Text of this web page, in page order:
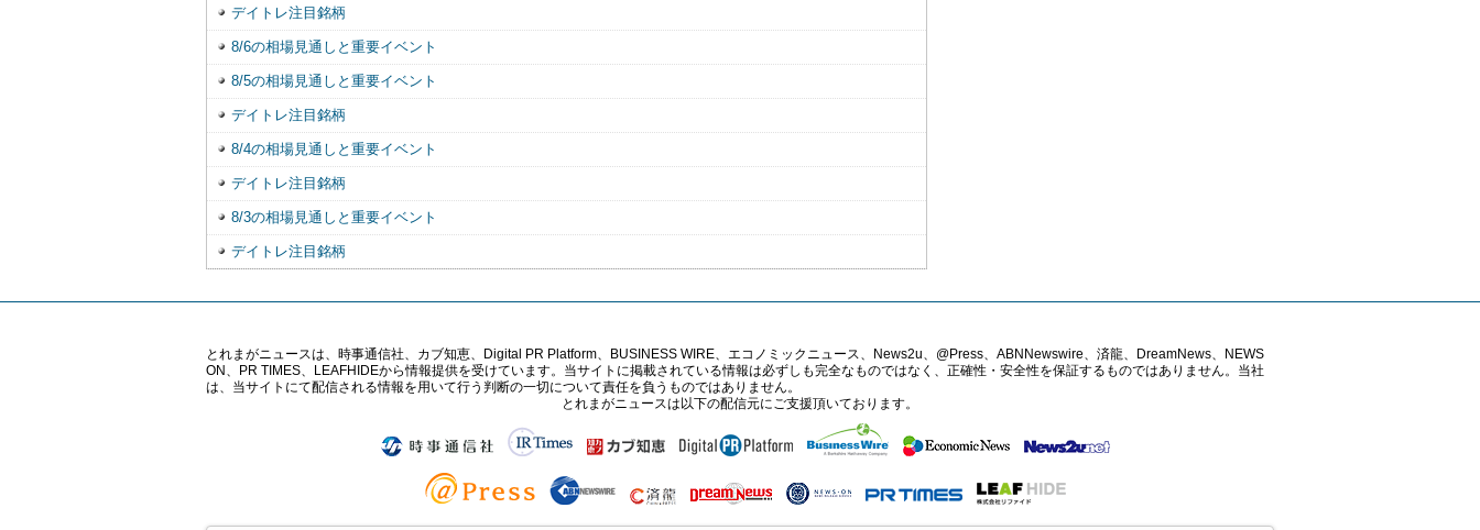
デイトレ注目銘柄
8/6の相場見通しと重要イベント
8/5の相場見通しと重要イベント
デイトレ注目銘柄
8/4の相場見通しと重要イベント
デイトレ注目銘柄
8/3の相場見通しと重要イベント
デイトレ注目銘柄
とれまがニュースは、時事通信社、カブ知恵、Digital PR Platform、BUSINESS WIRE、エコノミックニュース、News2u、@Press、ABNNewswire、済龍、DreamNews、NEWS
ON、PR TIMES、LEAFHIDEから情報提供を受けています。当サイトに掲載されている情報は必ずしも完全なものではなく、正確性・安全性を保証するものではありません。当社
は、当サイトにて配信される情報を用いて行う判断の一切について責任を負うものではありません。
とれまがニュースは以下の配信元にご支援頂いております。